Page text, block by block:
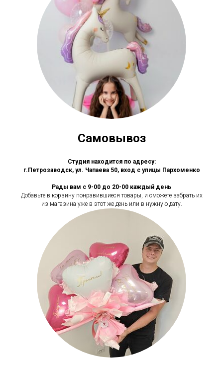
Самовывоз
Студия находится по адресу:
г.Петрозаводск, ул. Чапаева 50, вход с улицы Пархоменко
Рады вам с 9-00 до 20-00 каждый день
Добавьте в корзину понравившиеся товары, и сможете забрать их
из магазина уже в этот же день или в нужную дату.